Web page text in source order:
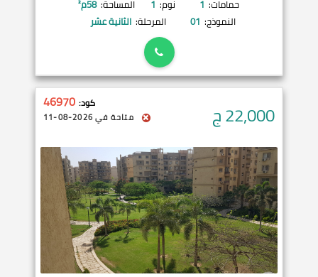
حمامات: 1 نوم: 1 المساحة: 58م²
النموذج: 01 المرحلة: الثانية عشر
22,000ج كود: 46970
متاحة في 2026-08-11